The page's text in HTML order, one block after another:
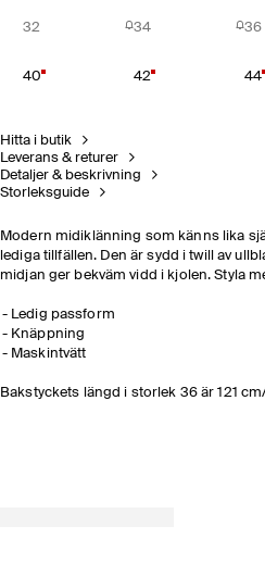
32 34 36
40 42 44
Hitta i butik
Leverans & returer
Detaljer & beskrivning
Storleksguide
Modern midiklänning som känns lika
lediga tillfällen. Den är sydd i twill av
midjan ger bekväm vidd i kjolen. Styla
Ledig passform
Knäppning
Maskintvätt
Bakstyckets längd i storlek 36 är 121